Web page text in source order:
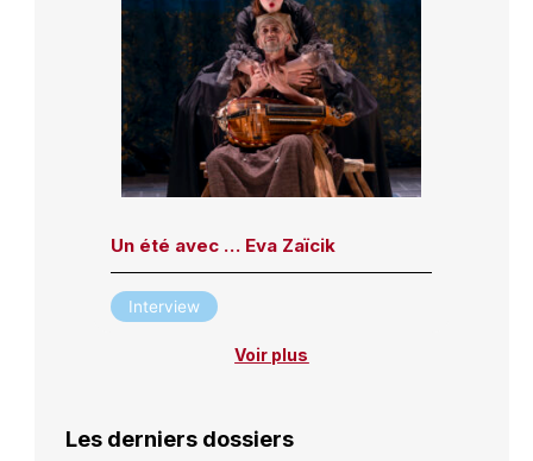
Un été avec … Eva Zaïcik
Interview
Voir plus
Les derniers dossiers